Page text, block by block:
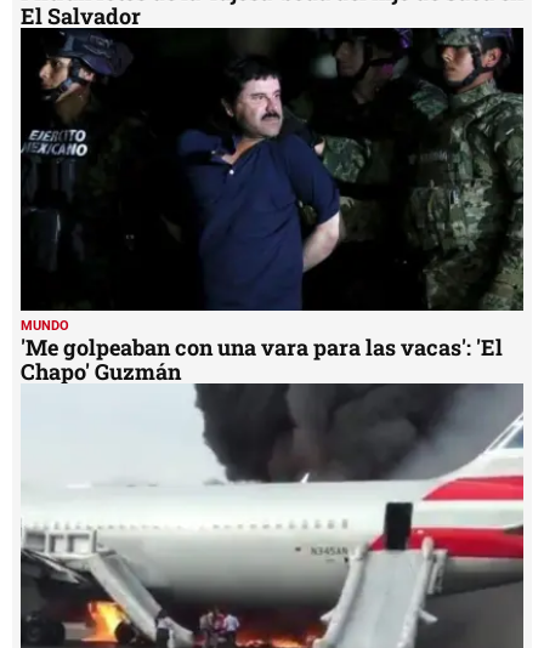
El Salvador
MUNDO
'Me golpeaban con una vara para las vacas': 'El
Chapo' Guzmán